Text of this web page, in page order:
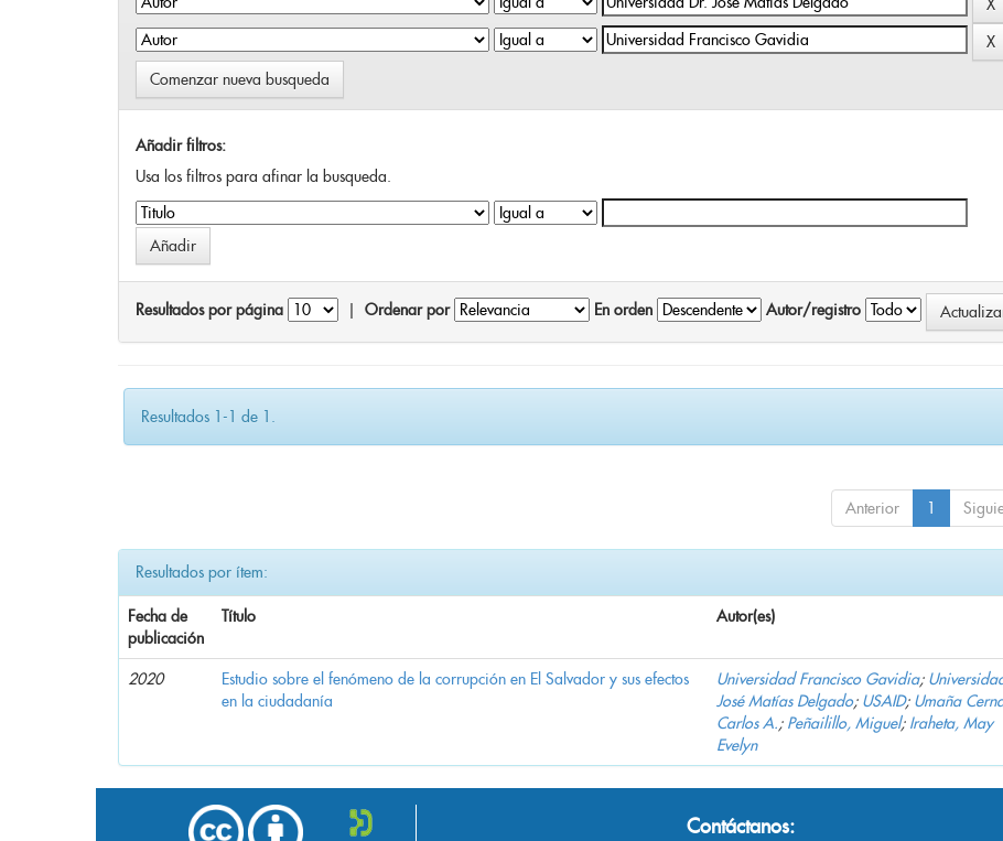
Comenzar nueva busqueda
Añadir filtros:
Usa los filtros para afinar la busqueda.
Resultados por página Ordenar por En orden Autor/registro
Resultados 1-1 de 1.
Anterior 1
Resultados por ítem:
Fecha de
publicación
Título Autor(es)
2020
Estudio sobre el fenómeno de la corrupción en El Salvador y sus efectos
en la ciudadanía
Universidad Francisco Gavidia;
José Matías Delgado; USAID; Umaña
Carlos A.; Peñailillo, Miguel; Iraheta, May
Evelyn
Contáctanos: